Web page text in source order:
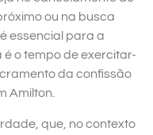
ou na busca
essencial para a
é o tempo de exercitar-
da confissão
Amilton.
que, no contexto